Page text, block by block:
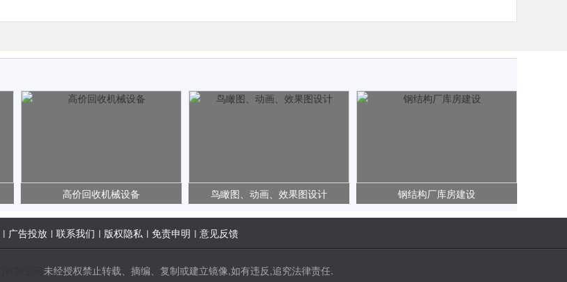
高价回收机械设备 鸟瞰图、动画、效果图设计 钢结构厂库房建设
| 广告投放 | 联系我们 | 版权隐私 | 免责申明 | 意见反馈
未经授权禁止转载、摘编、复制或建立镜像,如有违反,追究法律责任.